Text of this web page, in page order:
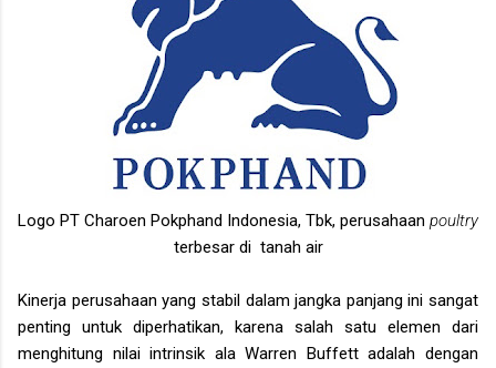
Logo PT Charoen Pokphand Indonesia, Tbk, perusahaan poultry
terbesar di tanah air
Kinerja perusahaan yang stabil dalam jangka panjang ini sangat
penting untuk diperhatikan, karena salah satu elemen dari
menghitung nilai intrinsik ala Warren Buffett adalah dengan